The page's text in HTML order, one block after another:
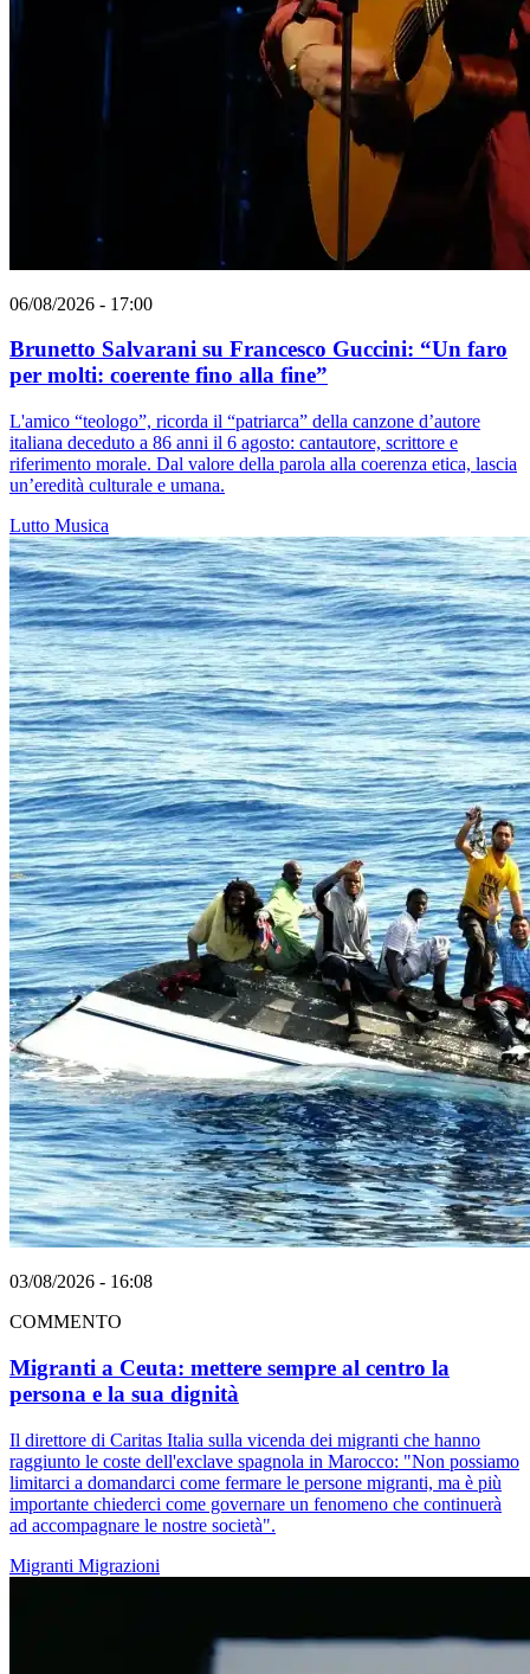
06/08/2026 - 17:00
Brunetto Salvarani su Francesco Guccini: “Un faro
per molti: coerente fino alla fine”
L'amico “teologo”, ricorda il “patriarca” della canzone d’autore
italiana deceduto a 86 anni il 6 agosto: cantautore, scrittore e
riferimento morale. Dal valore della parola alla coerenza etica, lascia
un’eredità culturale e umana.
Lutto Musica
03/08/2026 - 16:08
COMMENTO
Migranti a Ceuta: mettere sempre al centro la
persona e la sua dignità
Il direttore di Caritas Italia sulla vicenda dei migranti che hanno
raggiunto le coste dell'exclave spagnola in Marocco: "Non possiamo
limitarci a domandarci come fermare le persone migranti, ma è più
importante chiederci come governare un fenomeno che continuerà
ad accompagnare le nostre società".
Migranti Migrazioni